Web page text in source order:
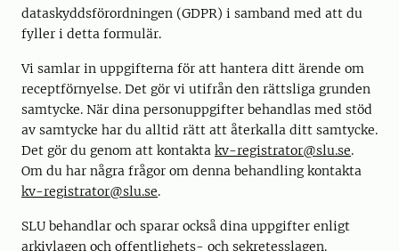
dataskyddsförordningen (GDPR) i samband med att du
fyller i detta formulär.
Vi samlar in uppgifterna för att hantera ditt ärende om
receptförnyelse. Det gör vi utifrån den rättsliga grunden
samtycke. När dina personuppgifter behandlas med stöd
av samtycke har du alltid rätt att återkalla ditt samtycke.
Det gör du genom att kontakta kv-registrator@slu.se.
Om du har några frågor om denna behandling kontakta
kv-registrator@slu.se.
SLU behandlar och sparar också dina uppgifter enligt
arkivlagen och offentlighets- och sekretesslagen.